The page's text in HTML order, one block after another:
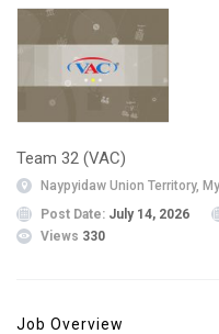
Team 32 (VAC)
Naypyidaw Union Territory,
Post Date: July 14, 2026
Views 330
Job Overview